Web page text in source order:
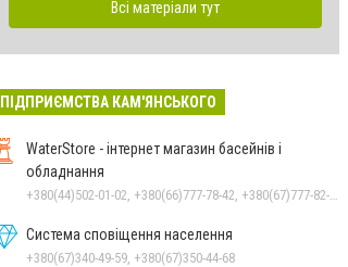
Всі матеріали тут
ПІДПРИЄМСТВА КАМ'ЯНСЬКОГО
WaterStore - інтернет магазин басейнів і
обладнання
Система сповіщення населення
+380(67)340-49-59, +380(67)350-44-68